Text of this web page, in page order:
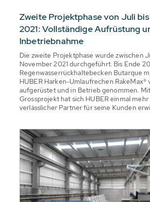
Zweite Projektphase von Juli
2021: Vollständige Aufrüstung
Inbetriebnahme
Die zweite Projektphase wurde zwischen
November 2021 durchgeführt. Bis Ende
Regenwasserrückhaltebecken Butarque
HUBER Harken-Umlaufrechen RakeMax®
aufgerüstet und in Betrieb genommen.
Grossprojekt hat sich HUBER einmal mehr
verlässlicher Partner für seine Kunden